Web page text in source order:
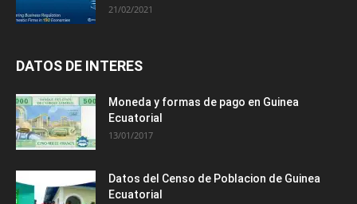
21/02/2021
DATOS DE INTERES
Moneda y formas de pago en Guinea
Ecuatorial
13/01/2017
Datos del Censo de Poblacion de Guinea
Ecuatorial